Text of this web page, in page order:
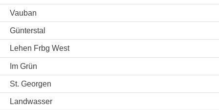
Vauban
Günterstal
Lehen Frbg West
Im Grün
St. Georgen
Landwasser